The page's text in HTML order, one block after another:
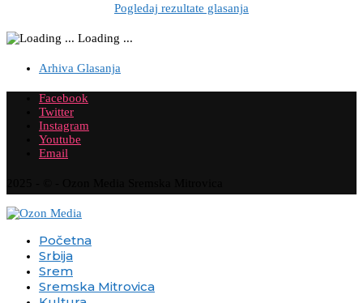
Pogledaj rezultate glasanja
Loading ...
Arhiva Glasanja
Facebook
Twitter
Instagram
Youtube
Email
Početna
Srbija
Srem
Sremska Mitrovica